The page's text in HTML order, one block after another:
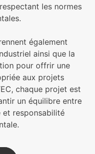
les normes
également
ainsi que la
pour offrir une
aux projets
chaque projet est
un équilibre entre
responsabilité